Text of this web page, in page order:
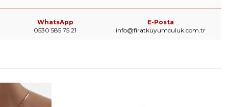
WhatsApp
0530 585 75 21
E-Posta
info@firatkuyumculuk.com.tr